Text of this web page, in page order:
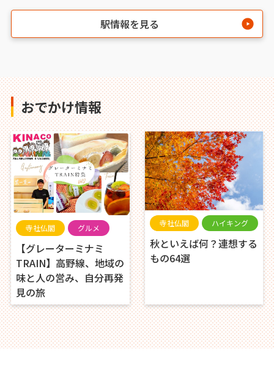
駅情報を見る
おでかけ情報
寺社仏閣 グルメ
【グレーターミナミ
TRAIN】高野線、地域の
味と人の営み、自分再発
見の旅
寺社仏閣 ハイキング
秋といえば何？連想する
もの64選